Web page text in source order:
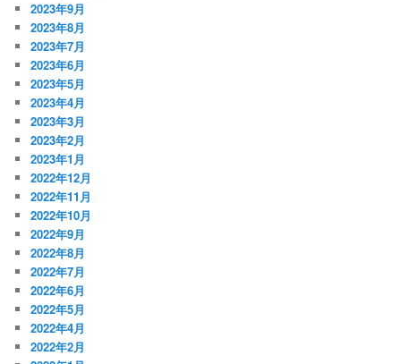
2023年9月
2023年8月
2023年7月
2023年6月
2023年5月
2023年4月
2023年3月
2023年2月
2023年1月
2022年12月
2022年11月
2022年10月
2022年9月
2022年8月
2022年7月
2022年6月
2022年5月
2022年4月
2022年2月